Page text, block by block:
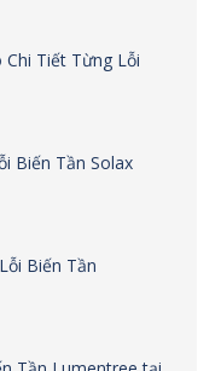
Chi Tiết Từng Lỗi
Biến Tần Solax
Biến Tần